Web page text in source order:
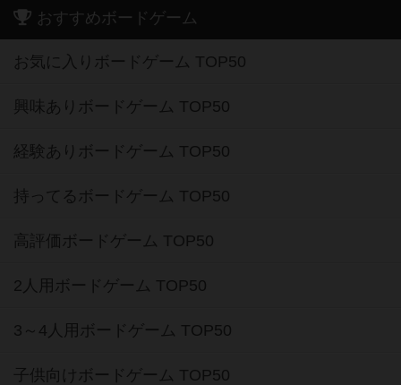
おすすめボードゲーム
お気に入りボードゲーム TOP50
興味ありボードゲーム TOP50
経験ありボードゲーム TOP50
持ってるボードゲーム TOP50
高評価ボードゲーム TOP50
2人用ボードゲーム TOP50
3～4人用ボードゲーム TOP50
子供向けボードゲーム TOP50